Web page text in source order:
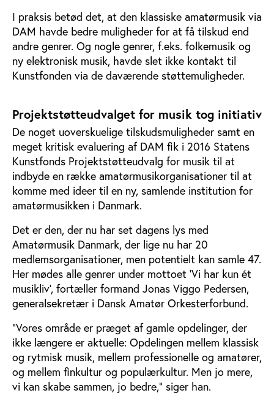
I praksis betød det, at den klassiske amatørmusik via
DAM havde bedre muligheder for at få tilskud end
andre genrer. Og nogle genrer, f.eks. folkemusik og
ny elektronisk musik, havde slet ikke kontakt til
Kunstfonden via de daværende støttemuligheder.
Projektstøtteudvalget for musik tog initiativ
De noget uoverskuelige tilskudsmuligheder samt en
meget kritisk evaluering af DAM fik i 2016 Statens
Kunstfonds Projektstøtteudvalg for musik til at
indbyde en række amatørmusikorganisationer til at
komme med ideer til en ny, samlende institution for
amatørmusikken i Danmark.
Det er den, der nu har set dagens lys med
Amatørmusik Danmark, der lige nu har 20
medlemsorganisationer, men potentielt kan samle 47.
Her mødes alle genrer under mottoet ’Vi har kun ét
musikliv’, fortæller formand Jonas Viggo Pedersen,
generalsekretær i Dansk Amatør Orkesterforbund.
”Vores område er præget af gamle opdelinger, der
ikke længere er aktuelle: Opdelingen mellem klassisk
og rytmisk musik, mellem professionelle og amatører,
og mellem finkultur og populærkultur. Men jo mere,
vi kan skabe sammen, jo bedre,” siger han.